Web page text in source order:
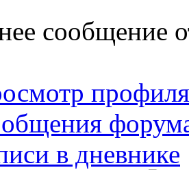
сообщение
профиля
в дневнике